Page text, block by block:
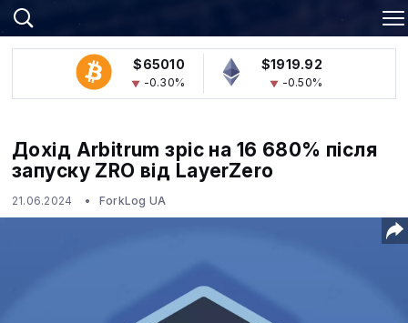
$65010
-0.30%
$1919.92
-0.50%
Дохід Arbitrum зріс на 16 680% після
запуску ZRO від LayerZero
21.06.2024 ForkLog UA